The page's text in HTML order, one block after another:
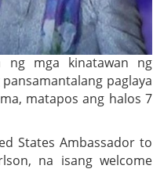
mga kinatawan ng
paglaya
matapos ang halos 7
States Ambassador to
na isang welcome